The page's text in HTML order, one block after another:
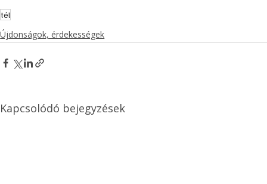
tél
Újdonságok, érdekességek
Kapcsolódó bejegyzések